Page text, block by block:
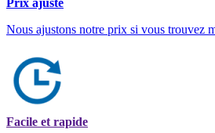
Nous ajustons notre prix si vous trouvez
Facile et rapide